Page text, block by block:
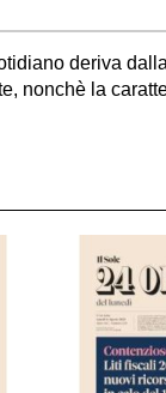
deriva
nonchè la